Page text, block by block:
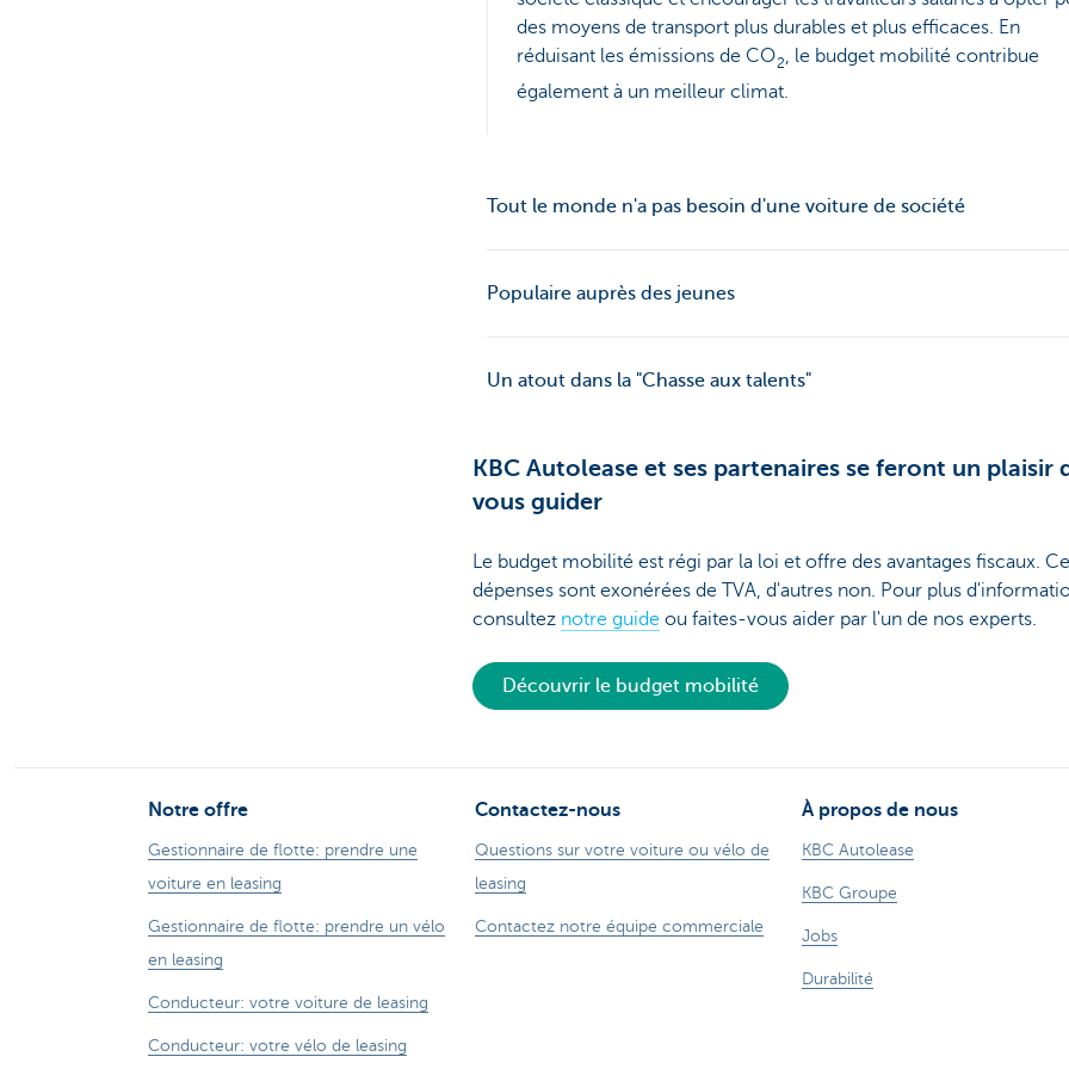
des moyens de transport plus durables et plus efficaces. En
réduisant les émissions de CO2, le budget mobilité contribue
également à un meilleur climat.
Tout le monde n'a pas besoin d'une voiture de société
Populaire auprès des jeunes
Un atout dans la "Chasse aux talents"
KBC Autolease et ses partenaires se feront un plaisir
vous guider
Le budget mobilité est régi par la loi et offre des avantages fiscaux.
dépenses sont exonérées de TVA, d'autres non. Pour plus
consultez notre guide ou faites-vous aider par l'un de nos experts.
Découvrir le budget mobilité
Notre offre
Gestionnaire de flotte: prendre une
voiture en leasing
Gestionnaire de flotte: prendre un vélo
en leasing
Conducteur: votre voiture de leasing
Conducteur: votre vélo de leasing
Contactez-nous
Questions sur votre voiture ou vélo de
leasing
Contactez notre équipe commerciale
À propos de nous
KBC Autolease
KBC Groupe
Jobs
Durabilité